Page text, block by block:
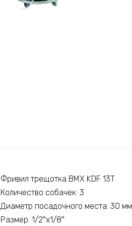
Фривил трещотка BMX KDF 13T
Количество собачек: 3
Диаметр посадочного места: 30 мм
Размер: 1/2″х1/8″